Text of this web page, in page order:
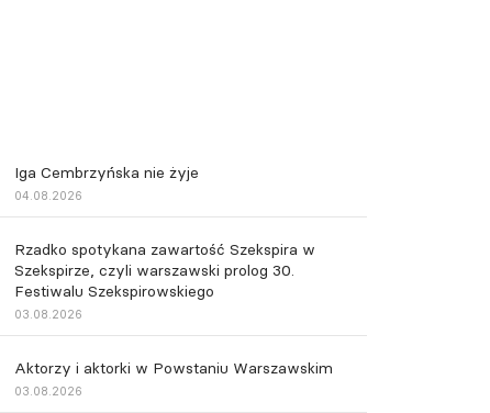
Iga Cembrzyńska nie żyje
04.08.2026
Rzadko spotykana zawartość Szekspira w
Szekspirze, czyli warszawski prolog 30.
Festiwalu Szekspirowskiego
03.08.2026
Aktorzy i aktorki w Powstaniu Warszawskim
03.08.2026